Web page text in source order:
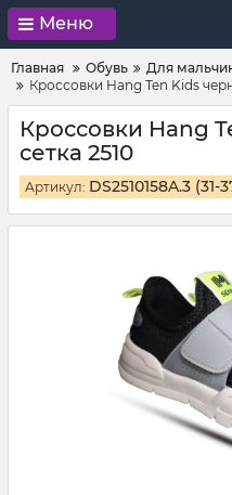
Меню
Главная Обувь Для
Кроссовки Hang Ten Kids
Кроссовки Hang
сетка 2510
Артикул: DS2510158A.3 (31-